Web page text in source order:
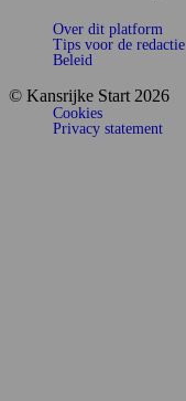
Over dit platform
Tips voor de redactie
Beleid
© Kansrijke Start 2026
Cookies
Privacy statement